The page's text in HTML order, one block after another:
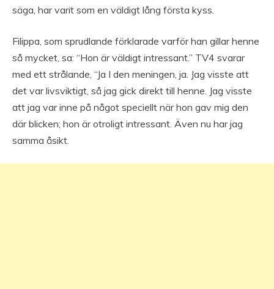
säga, har varit som en väldigt lång första kyss.
Filippa, som sprudlande förklarade varför han gillar henne
så mycket, sa: “Hon är väldigt intressant.” TV4 svarar
med ett strålande, “Ja I den meningen, ja. Jag visste att
det var livsviktigt, så jag gick direkt till henne. Jag visste
att jag var inne på något speciellt när hon gav mig den
där blicken; hon är otroligt intressant. Även nu har jag
samma åsikt.